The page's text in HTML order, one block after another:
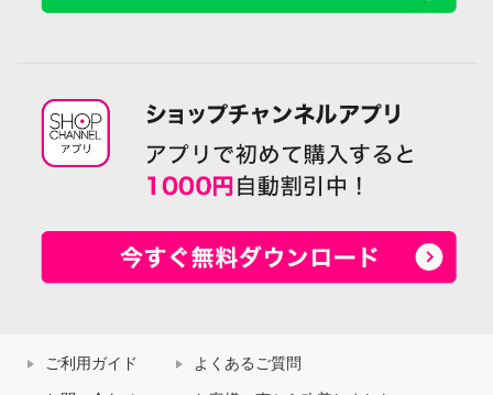
ご利用ガイド よくあるご質問